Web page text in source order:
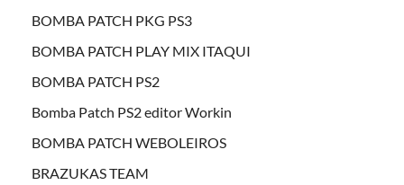
BOMBA PATCH PKG PS3
BOMBA PATCH PLAY MIX ITAQUI
BOMBA PATCH PS2
Bomba Patch PS2 editor Workin
BOMBA PATCH WEBOLEIROS
BRAZUKAS TEAM